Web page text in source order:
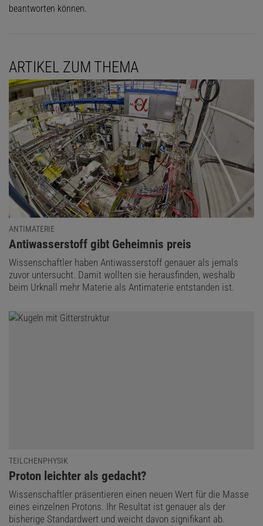
beantworten können.
ARTIKEL ZUM THEMA
ANTIMATERIE
:
Antiwasserstoff gibt Geheimnis preis
Wissenschaftler haben Antiwasserstoff genauer als jemals
zuvor untersucht. Damit wollten sie herausfinden, weshalb
beim Urknall mehr Materie als Antimaterie entstanden ist.
TEILCHENPHYSIK
:
Proton leichter als gedacht?
Wissenschaftler präsentieren einen neuen Wert für die Masse
eines einzelnen Protons. Ihr Resultat ist genauer als der
bisherige Standardwert und weicht davon signifikant ab.